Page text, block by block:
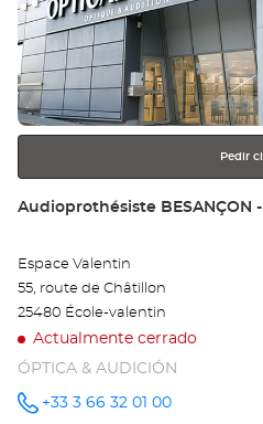
ENTER
para
obtener
más
información
Pedir
Tienda:
Audioprothésiste BESANÇON
Espace Valentin
55, route de Châtillon
25480 École-valentin
Actualmente cerrado
ÓPTICA & AUDICIÓN
número
+33 3 66 32 01 00